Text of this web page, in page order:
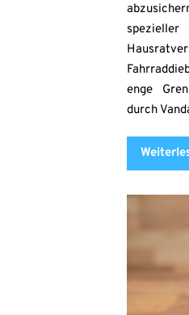
spezieller
enge
durch